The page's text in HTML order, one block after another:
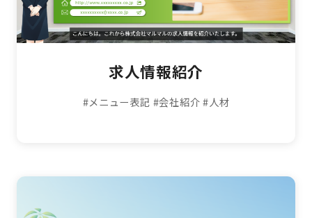
求人情報紹介
#メニュー表記 #会社紹介 #人材